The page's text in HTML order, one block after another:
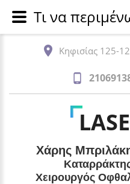
Κηφισίας 125-
Χάρης
Χειρουργός